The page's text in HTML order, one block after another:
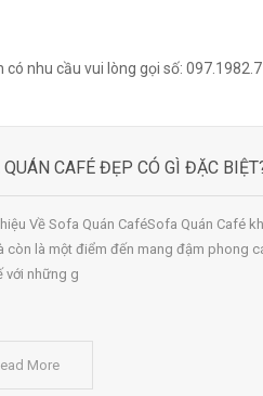
có nhu cầu vui lòng gọi số:
QUÁN CAFÉ ĐẸP CÓ GÌ ĐẶC
Về Sofa Quán CaféSofa Quán Café
còn là một điểm đến mang đậm phong
với những g
More